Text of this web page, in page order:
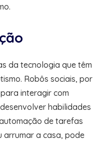
da tecnologia que têm
Robôs sociais, por
interagir com
habilidades
de tarefas
arrumar a casa, pode